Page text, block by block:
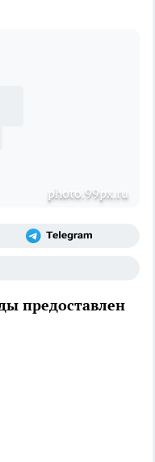
photo.99px.ru
предоставлен